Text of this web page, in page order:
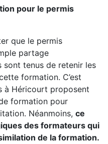
pour le permis
que le permis
partage
sont tenus de retenir les
formation. C’est
à Héricourt proposent
formation pour
Néanmoins, ce
des formateurs qui
de la formation.